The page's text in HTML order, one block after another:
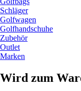
Schläger
Golfwagen
Golfhandschuhe
Zubehör
Outlet
Marken
Wird zum